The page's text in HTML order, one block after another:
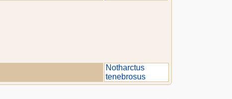
Notharctus
tenebrosus